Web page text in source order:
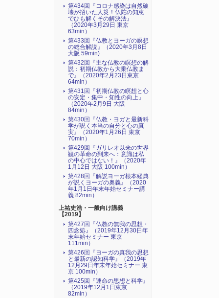
第434回『コロナ感染は自然破
壊が招いた人災！仏陀の知恵
でひも解くその解決法』
（2020年3月29日 東京
63min）
第433回『仏教とヨーガの瞑想
の総合解説』（2020年3月8日
大阪 59min)
第432回『主な仏教の瞑想の解
説：初期仏教から大乗仏教ま
で』（2020年2月23日東京
64min）
第431回『初期仏教の瞑想と心
の安定・集中・知性の向上』
（2020年2月9日 大阪
84min）
第430回『仏教・ヨガと最新科
学が説く本当の自分と心の真
実』（2020年1月26日 東京
70min）
第429回『ガリレオ以来の世界
観の革命の到来へ：意識は私
の中心ではない！』（2020年
1月12日 大阪 100min）
第428回『解説ヨーガ根本経典
が説くヨーガの奥義』（2020
年1月1日年末年始セミナー講
義 82min）
上祐史浩・一般向け講義
【2019】
第427回『仏教の無我の思想・
四念処』（2019年12月30日年
末年始セミナー 東京
111min）
第426回『ヨーガの真我の思想
と最新の認知科学』（2019年
12月29日年末年始セミナー 東
京 100min）
第425回『運命の思想と科学』
（2019年12月1日東京
82min）